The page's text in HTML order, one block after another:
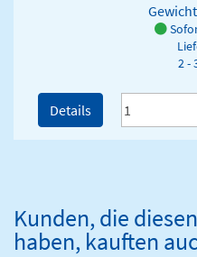
Gewicht
2 -
Details
Kunden, die
haben, kauften